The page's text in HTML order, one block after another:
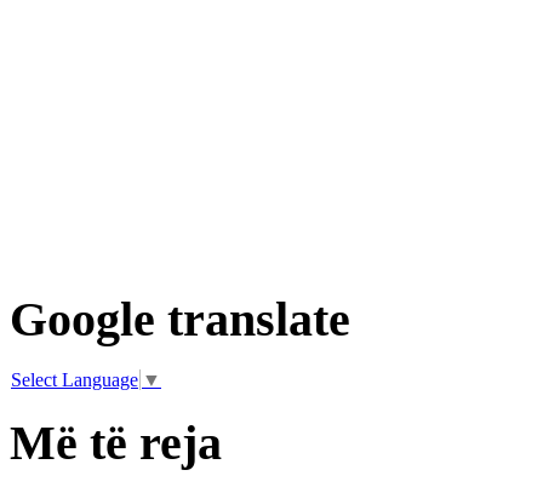
Google translate
Select Language ▼
Më të reja